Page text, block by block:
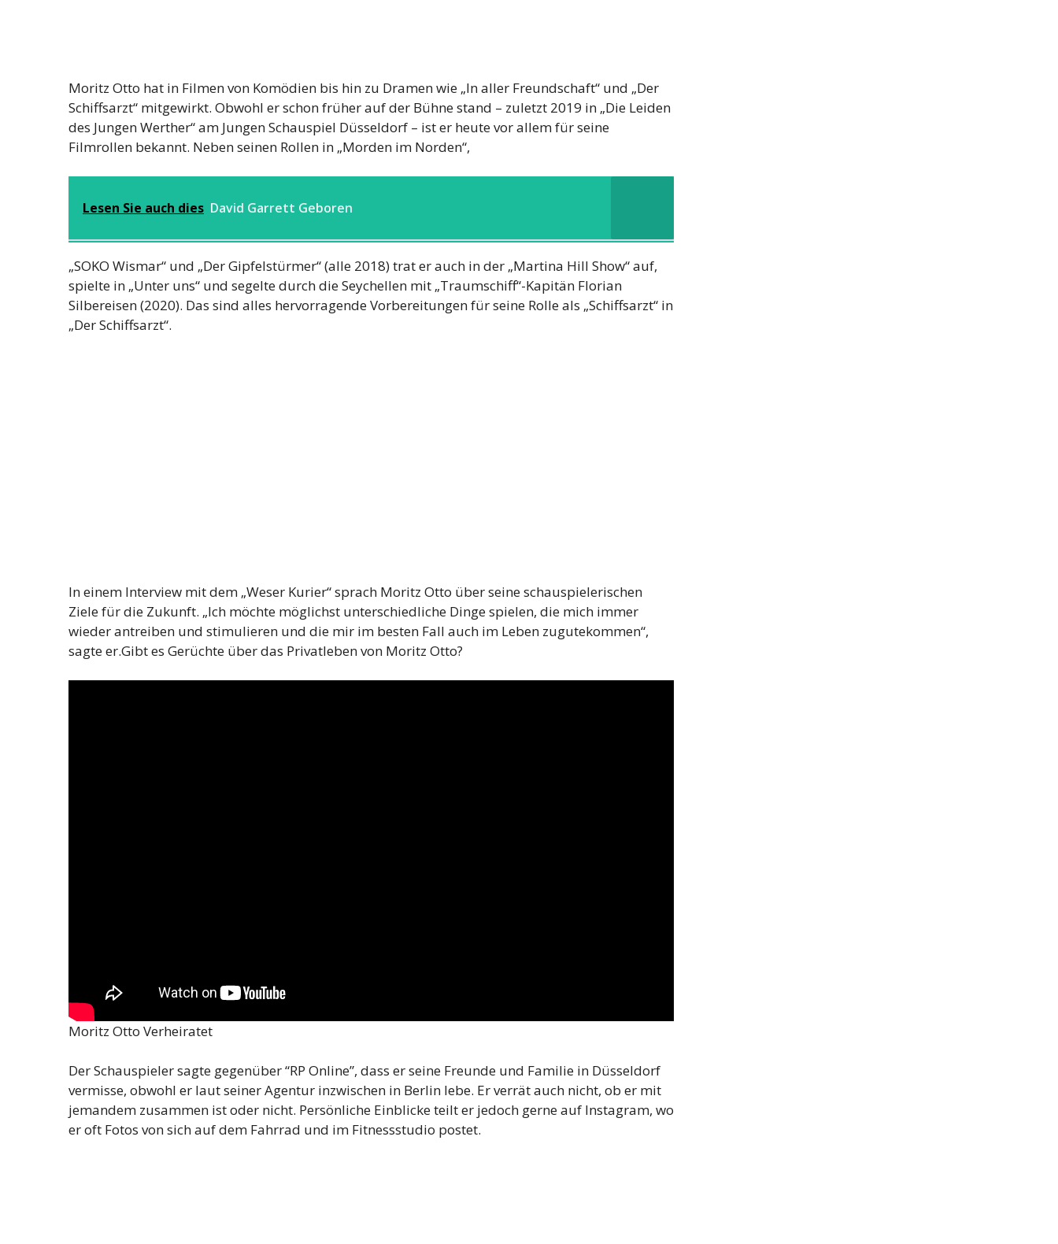
Moritz Otto hat in Filmen von Komödien bis hin zu Dramen wie „In aller Freundschaft“ und „Der
Schiffsarzt“ mitgewirkt. Obwohl er schon früher auf der Bühne stand – zuletzt 2019 in „Die Leiden
des Jungen Werther“ am Jungen Schauspiel Düsseldorf – ist er heute vor allem für seine
Filmrollen bekannt. Neben seinen Rollen in „Morden im Norden“,
Lesen Sie auch dies David Garrett Geboren
„SOKO Wismar“ und „Der Gipfelstürmer“ (alle 2018) trat er auch in der „Martina Hill Show“ auf,
spielte in „Unter uns“ und segelte durch die Seychellen mit „Traumschiff“-Kapitän Florian
Silbereisen (2020). Das sind alles hervorragende Vorbereitungen für seine Rolle als „Schiffsarzt“ in
„Der Schiffsarzt“.
In einem Interview mit dem „Weser Kurier“ sprach Moritz Otto über seine schauspielerischen
Ziele für die Zukunft. „Ich möchte möglichst unterschiedliche Dinge spielen, die mich immer
wieder antreiben und stimulieren und die mir im besten Fall auch im Leben zugutekommen“,
sagte er.Gibt es Gerüchte über das Privatleben von Moritz Otto?
Moritz Otto Verheiratet
Der Schauspieler sagte gegenüber “RP Online”, dass er seine Freunde und Familie in Düsseldorf
vermisse, obwohl er laut seiner Agentur inzwischen in Berlin lebe. Er verrät auch nicht, ob er mit
jemandem zusammen ist oder nicht. Persönliche Einblicke teilt er jedoch gerne auf Instagram, wo
er oft Fotos von sich auf dem Fahrrad und im Fitnessstudio postet.